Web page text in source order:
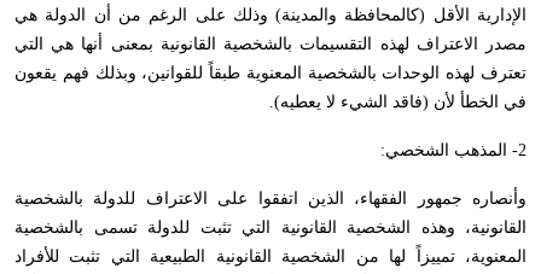
الإدارية الأقل (كالمحافظة والمدينة) وذلك على الرغم من أن الدولة هي
مصدر الاعتراف لهذه التقسيمات بالشخصية القانونية بمعنى أنها هي التي
تعترف لهذه الوحدات بالشخصية المعنوية طبقاً للقوانين، وبذلك فهم يقعون
في الخطأ لأن (فاقد الشيء لا يعطيه).
2- المذهب الشخصي:
وأنصاره جمهور الفقهاء، الذين اتفقوا على الاعتراف للدولة بالشخصية
القانونية، وهذه الشخصية القانونية التي تثبت للدولة تسمى بالشخصية
المعنوية، تمييزاً لها من الشخصية القانونية الطبيعية التي تثبت للأفراد